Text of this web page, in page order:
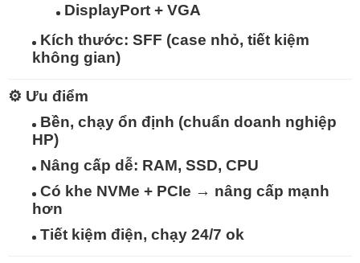
DisplayPort + VGA
Kích thước: SFF (case nhỏ, tiết kiệm
không gian)
⚙️ Ưu điểm
Bền, chạy ổn định (chuẩn doanh nghiệp
HP)
Nâng cấp dễ: RAM, SSD, CPU
Có khe NVMe + PCIe → nâng cấp mạnh
hơn
Tiết kiệm điện, chạy 24/7 ok